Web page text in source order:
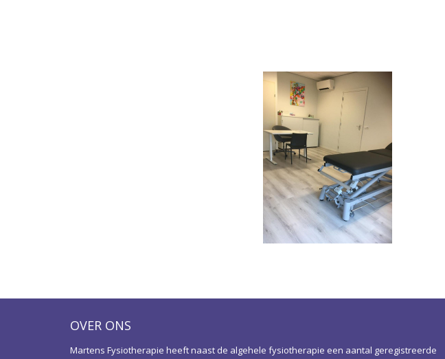
OVER ONS
Martens Fysiotherapie heeft naast de algehele fysiotherapie een aantal geregistreerde